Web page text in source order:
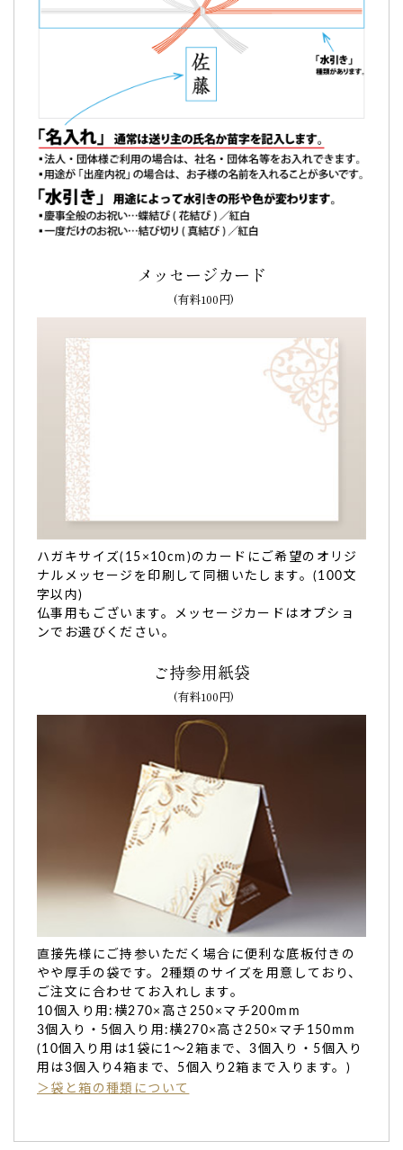
(5個入り)
おじいちゃんから電話で嬉しいと言っていただけま
した(^^)
おじいちゃんから電話で嬉しいと言っていただけました(^^)
メッセージの件で変更だったりがあり、丁寧に電話で対応し
確認メールもしていただいてとても親切でした。
祖父の誕生日。何より言葉が書いてあるのが嬉し
いと喜んで…
祖父の誕生日に
ました。（購入者様）
ご購入頂いた商品：
字入りどら焼き「もじどら」(5個入り)
敬老の日を失念。名前入りで間に合うか…１９日に
届けて貰えました！
今年の敬老の日が２０日(祝)、敬老の日のことを失念してい
て１７日に急いでこちらの商品を探して名前入りで間に合う
か相談したところ、快く快諾をいただき１９日に届けて貰え
プレゼント相手にも驚いて喜んでもらえて良かったです
ご購入頂いた商品：敬老の日 もっちり白い 名入れどら焼き
(5個入り)
名前の入った特別などら焼きはすごく喜ばれまし
普段はあまり甘い物を食べない母ですが、孫からもらったど
メッセージカード
(有料100円)
ハガキサイズ(15×10cm)のカードにご希望のオリジ
ナルメッセージを印刷して同梱いたします。(100文
字以内)
仏事用もございます。メッセージカードはオプショ
ンでお選びください。
ご持参用紙袋
(有料100円)
直接先様にご持参いただく場合に便利な底板付きの
やや厚手の袋です。2種類のサイズを用意しており、
ご注文に合わせてお入れします。
10個入り用:横270×高さ250×マチ200mm
3個入り・5個入り用:横270×高さ250×マチ150mm
(10個入り用は1袋に1～2箱まで、3個入り・5個入り
用は3個入り4箱まで、5個入り2箱まで入ります。)
＞袋と箱の種類について